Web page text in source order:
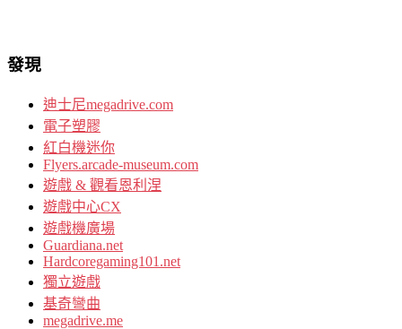
發現
迪士尼megadrive.com
電子塑膠
紅白機迷你
Flyers.arcade-museum.com
遊戲 & 觀看恩利涅
遊戲中心CX
遊戲機廣場
Guardiana.net
Hardcoregaming101.net
獨立遊戲
基奇彎曲
megadrive.me